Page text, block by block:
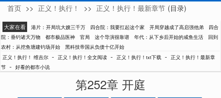
维吉尔
首页 >> 正义！执行！ >> 正义！执行！最新章节 (目录)
大家在看 港片：开局坑大嫂三千万 四合院：我要扛起这个家 开局穿越成了高启强他弟
四合
院：垂钓诸天万物
都市极品医神 官局 这个导演很靠谱 年代：从下乡后开始的咸鱼生活
回到
农村：从挖鱼塘建钓场开始
黑科技帝国从负债十亿开始
正义！执行！ 维吉尔 - 正义！执行！全文阅读 - 正义！执行！txt下载 - 正义！执行！最新章
节 - 好看的都市小说
第252章 开庭